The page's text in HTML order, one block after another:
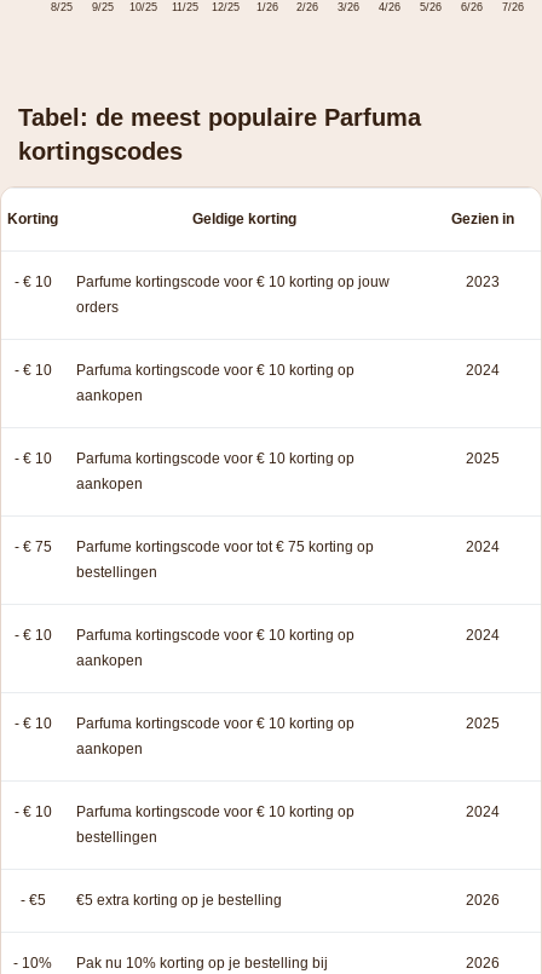
8/25 9/25 10/25 11/25 12/25 1/26 2/26 3/26 4/26 5/26 6/26 7/26
Tabel: de meest populaire Parfuma
kortingscodes
Korting Geldige korting Gezien in
- € 10
Parfume kortingscode voor € 10 korting op jouw
orders
2023
- € 10
Parfuma kortingscode voor € 10 korting op
aankopen
2024
- € 10
Parfuma kortingscode voor € 10 korting op
aankopen
2025
- € 75
Parfume kortingscode voor tot € 75 korting op
bestellingen
2024
- € 10
Parfuma kortingscode voor € 10 korting op
aankopen
2024
- € 10
Parfuma kortingscode voor € 10 korting op
aankopen
2025
- € 10
Parfuma kortingscode voor € 10 korting op
bestellingen
2024
- €5 €5 extra korting op je bestelling 2026
- 10%
Pak nu 10% korting op je bestelling bij
2026